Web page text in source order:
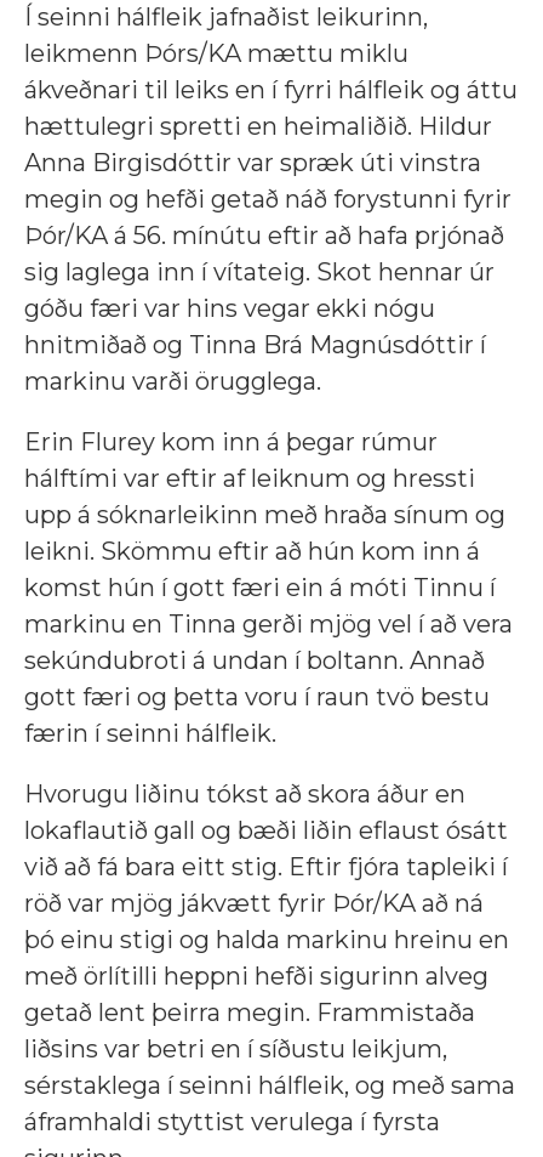
Í seinni hálfleik jafnaðist leikurinn,
leikmenn Þórs/KA mættu miklu
ákveðnari til leiks en í fyrri hálfleik og áttu
hættulegri spretti en heimaliðið. Hildur
Anna Birgisdóttir var spræk úti vinstra
megin og hefði getað náð forystunni fyrir
Þór/KA á 56. mínútu eftir að hafa prjónað
sig laglega inn í vítateig. Skot hennar úr
góðu færi var hins vegar ekki nógu
hnitmiðað og Tinna Brá Magnúsdóttir í
markinu varði örugglega.
Erin Flurey kom inn á þegar rúmur
hálftími var eftir af leiknum og hressti
upp á sóknarleikinn með hraða sínum og
leikni. Skömmu eftir að hún kom inn á
komst hún í gott færi ein á móti Tinnu í
markinu en Tinna gerði mjög vel í að vera
sekúndubroti á undan í boltann. Annað
gott færi og þetta voru í raun tvö bestu
færin í seinni hálfleik.
Hvorugu liðinu tókst að skora áður en
lokaflautið gall og bæði liðin eflaust ósátt
við að fá bara eitt stig. Eftir fjóra tapleiki í
röð var mjög jákvætt fyrir Þór/KA að ná
þó einu stigi og halda markinu hreinu en
með örlítilli heppni hefði sigurinn alveg
getað lent þeirra megin. Frammistaða
liðsins var betri en í síðustu leikjum,
sérstaklega í seinni hálfleik, og með sama
áframhaldi styttist verulega í fyrsta